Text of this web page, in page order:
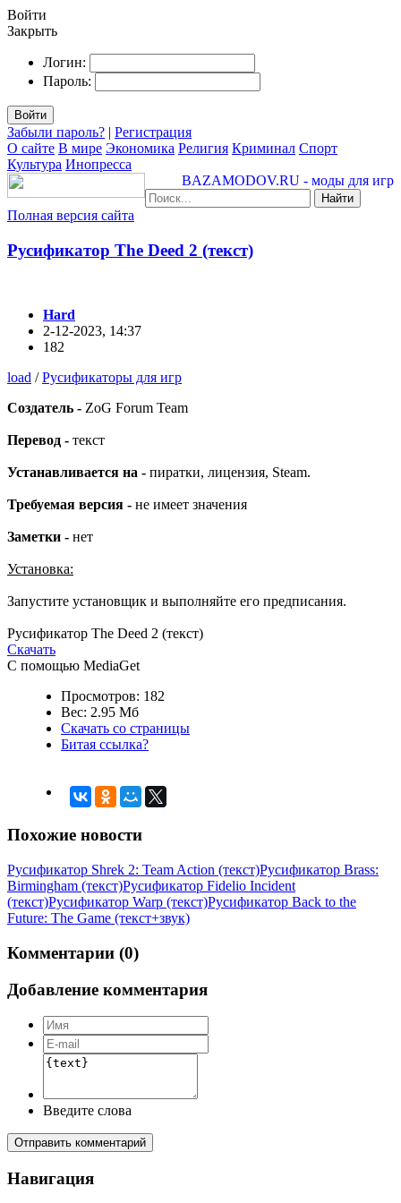
Войти
Закрыть
Логин:
Пароль:
Войти
Забыли пароль? | Регистрация
О сайте В мире Экономика Религия Криминал Спорт
Культура Инопресса
BAZAMODOV.RU - моды для игр
Найти
Полная версия сайта
Русификатор The Deed 2 (текст)
Hard
2-12-2023, 14:37
182
load /Русификаторы для игр
Создатель - ZoG Forum Team
Перевод - текст
Устанавливается на - пиратки, лицензия, Steam.
Требуемая версия - не имеет значения
Заметки - нет
Установка:
Запустите установщик и выполняйте его предписания.
Русификатор The Deed 2 (текст)
Скачать
С помощью MediaGet
Просмотров: 182
Вес: 2.95 Мб
Скачать со страницы
Битая ссылка?
Похожие новости
Русификатор Shrek 2: Team Action (текст)Русификатор Brass:
Birmingham (текст)Русификатор Fidelio Incident
(текст)Русификатор Warp (текст)Русификатор Back to the
Future: The Game (текст+звук)
Комментарии (0)
Добавление комментария
Введите слова
Отправить комментарий
Навигация